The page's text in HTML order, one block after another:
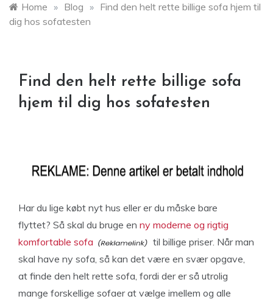
Home » Blog » Find den helt rette billige sofa hjem til
dig hos sofatesten
Find den helt rette billige sofa
hjem til dig hos sofatesten
Har du lige købt nyt hus eller er du måske bare
flyttet? Så skal du bruge en ny moderne og rigtig
komfortable sofa
til billige priser. Når man
skal have ny sofa, så kan det være en svær opgave,
at finde den helt rette sofa, fordi der er så utrolig
mange forskellige sofaer at vælge imellem og alle